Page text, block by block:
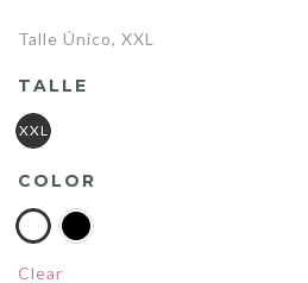
Talle Único, XXL
TALLE
XXL
COLOR
Clear